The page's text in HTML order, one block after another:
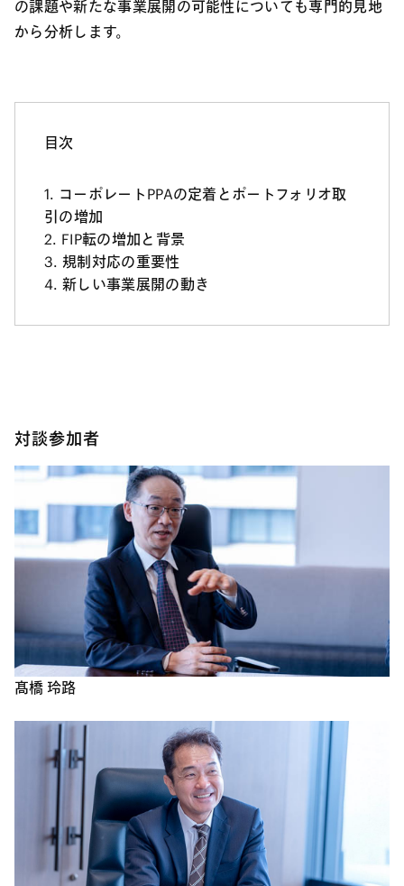
の課題や新たな事業展開の可能性についても専門的見地
から分析します。
目次
コーポレートPPAの定着とポートフォリオ取
引の増加
FIP転の増加と背景
規制対応の重要性
新しい事業展開の動き
対談参加者
髙橋 玲路